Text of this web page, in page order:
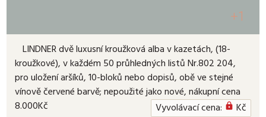
+1
LINDNER dvě luxusní kroužková alba v kazetách, (18-
kroužkové), v každém 50 průhledných listů Nr.802 204,
pro uložení aršíků, 10-bloků nebo dopisů, obě ve stejné
vínově červené barvě; nepoužité jako nové, nákupní cena
8.000Kč
Vyvolávací cena:  Kč